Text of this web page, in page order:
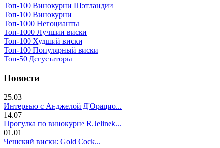
Топ-100 Винокурни Шотландии
Топ-100 Винокурни
Топ-1000 Негоцианты
Топ-1000 Лучший виски
Топ-100 Худший виски
Топ-100 Популярный виски
Топ-50 Дегустаторы
Новости
25.03
Интервью с Анджелой Д'Орацио...
14.07
Прогулка по винокурне R.Jelinek...
01.01
Чешский виски: Gold Cock...